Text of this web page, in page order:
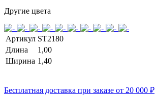
Другие цвета
Артикул ST2180
Длина
1,00
Ширина 1,40
Бесплатная доставка при заказе от 20 000 ₽